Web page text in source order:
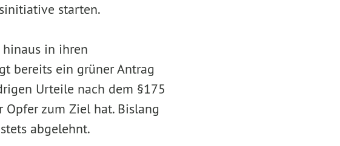
starten.
hinaus in ihren
bereits ein grüner Antrag
Urteile nach dem §175
zum Ziel hat. Bislang
abgelehnt.